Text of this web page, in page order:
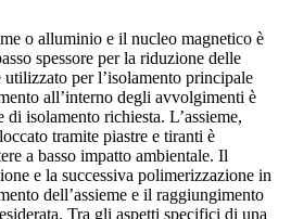
o alluminio e il nucleo magnetico è
spessore per la riduzione delle
per l’isolamento principale
all’interno degli avvolgimenti è
di isolamento richiesta. L’assieme,
tramite piastre e tiranti è
a basso impatto ambientale. Il
e la successiva polimerizzazione in
dell’assieme e il raggiungimento
Tra gli aspetti specifici di una